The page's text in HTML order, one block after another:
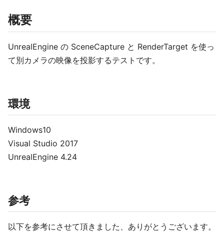
概要
UnrealEngine の SceneCapture と RenderTarget を使っ
て別カメラの映像を投影するテストです。
環境
Windows10
Visual Studio 2017
UnrealEngine 4.24
参考
以下を参考にさせて頂きました、ありがとうございます。